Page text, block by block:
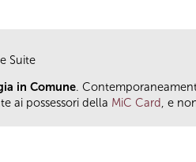
Suite
in Comune.
ai possessori della MiC Card, e